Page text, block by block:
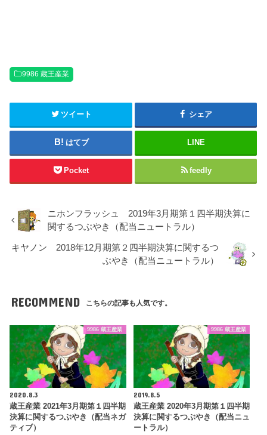
9986 蔵王産業
ツイート シェア
はてブ LINE
Pocket feedly
ニホンフラッシュ 2019年3月期第１四半期決算に
関するつぶやき（配当ニュートラル）
キヤノン 2018年12月期第２四半期決算に関するつ
ぶやき（配当ニュートラル）
RECOMMEND こちらの記事も人気です。
9986 蔵王産業
2020.8.3
蔵王産業 2021年3月期第１四半期
決算に関するつぶやき（配当ネガ
ティブ）
9986 蔵王産業
2019.8.5
蔵王産業 2020年3月期第１四半期
決算に関するつぶやき（配当ニュ
ートラル）